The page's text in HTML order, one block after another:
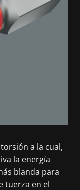
a la cual,
la energía
blanda para
tuerza en el